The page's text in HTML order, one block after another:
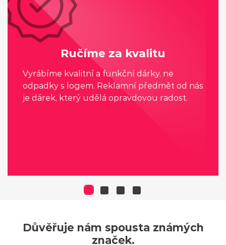
Ručíme za kvalitu
Vyrábíme kvalitní a funkční dárky, ne
odpadky s logem. Reklamní předmět od nás
je dárek, který udělá opravdovou radost.
Důvěřuje nám spousta známých
značek.